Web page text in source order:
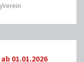
ab 01.01.2026